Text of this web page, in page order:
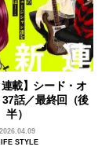
連載】シード・オ
話／最終回（後
半）
2026.04.09
LIFE STYLE